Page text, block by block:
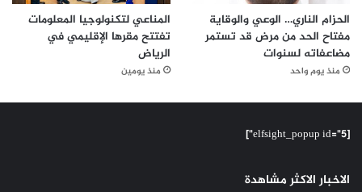
الحزام الناري… الوعي والوقاية
مفتاح الحد من مرض قد تستمر
مضاعفاته لسنوات
منذ يوم واحد
المناعي لتكنولوجيا المعلومات
تفتتح مقرها الإقليمي في
الرياض
منذ يومين
[elfsight_popup id="5"]
الاخبار الاكثر مشاهدة